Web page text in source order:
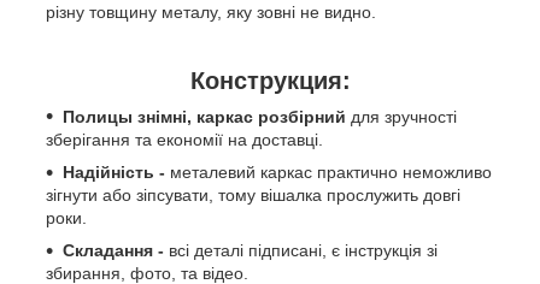
різну товщину металу, яку зовні не видно.
Конструкция:
Полицы знімні, каркас розбірний для зручності
зберігання та економії на доставці.
Надійність - металевий каркас практично неможливо
зігнути або зіпсувати, тому вішалка прослужить довгі
роки.
Складання - всі деталі підписані, є інструкція зі
збирання, фото, та відео.